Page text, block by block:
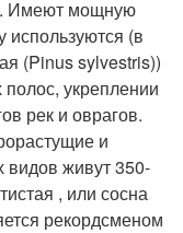
Имеют мощную
используются (в
(Pinus sylvestris))
укреплении
рек и оврагов.
и
видов живут 350-
, или сосна
рекордсменом